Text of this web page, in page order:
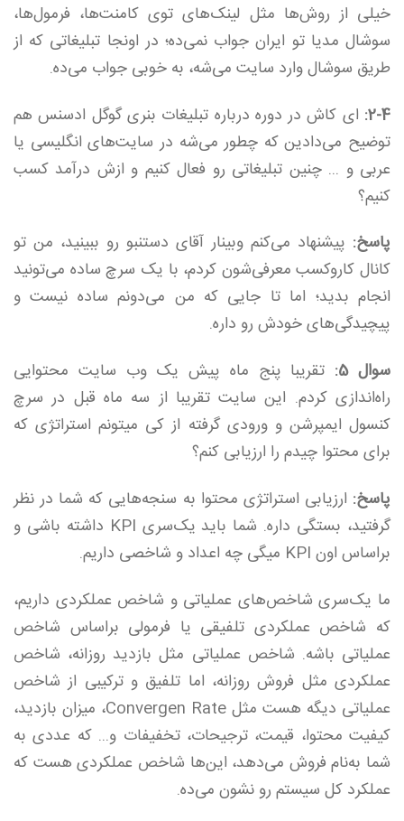
خیلی از روش‌ها مثل لینک‌های توی کامنت‌ها، فرمول‌ها،
سوشال مدیا تو ایران جواب نمی‌ده؛ در اونجا تبلیغاتی که از
طریق سوشال وارد سایت می‌شه، به خوبی جواب می‌ده.
2-4: ای کاش در دوره درباره تبلیغات بنری گوگل ادسنس هم
توضیح می‌دادین که چطور می‌شه در سایت‌های انگلیسی یا
عربی و ... چنین تبلیغاتی رو فعال کنیم و ازش درآمد کسب
کنیم؟
پاسخ: پیشنهاد می‌کنم وبینار آقای دستنبو رو ببینید، من تو
کانال کاروکسب معرفی‌شون کردم، با یک سرچ ساده می‌تونید
انجام بدید؛ اما تا جایی که من می‌دونم ساده نیست و
پیچیدگی‌های خودش رو داره.
سوال 5:
تقریبا پنج ماه پیش یک وب سایت محتوایی
راه‌اندازی کردم. این سایت تقریبا از سه ماه قبل در سرچ
کنسول ایمپرشن و ورودی گرفته از کی میتونم استراتژی که
برای محتوا چیدم را ارزیابی کنم؟
پاسخ: ارزیابی استراتژی محتوا به سنجه‌هایی که شما در نظر
گرفتید، بستگی داره. شما باید یک‌سری KPI داشته باشی و
براساس اون KPI میگی چه اعداد و شاخصی داریم.
ما یک‌سری شاخص‌های عملیاتی و شاخص عملکردی داریم،
که شاخص عملکردی تلفیقی یا فرمولی براساس شاخص
عملیاتی باشه. شاخص عملیاتی مثل بازدید روزانه، شاخص
عملکردی مثل فروش روزانه، اما تلفیق و ترکیبی از شاخص
عملیاتی دیگه هست مثل Convergen Rate، میزان بازدید،
کیفیت محتوا، قیمت، ترجیحات، تخفیفات و... که عددی به
شما به‌نام فروش می‌دهد، این‌ها شاخص عملکردی هست که
عملکرد کل سیستم رو نشون می‌ده.